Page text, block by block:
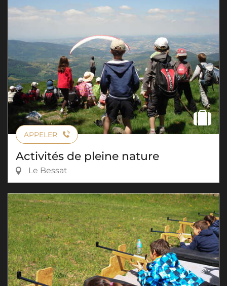
APPELER
Activités de pleine nature
Le Bessat